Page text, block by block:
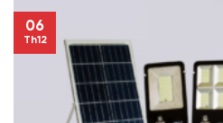
06
Th12